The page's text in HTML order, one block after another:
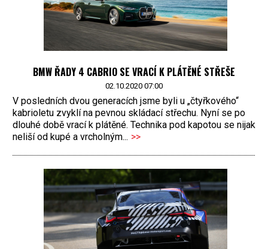
BMW ŘADY 4 CABRIO SE VRACÍ K PLÁTĚNÉ STŘEŠE
02.10.2020 07:00
V posledních dvou generacích jsme byli u „čtyřkového“
kabrioletu zvyklí na pevnou skládací střechu. Nyní se po
dlouhé době vrací k plátěné. Technika pod kapotou se nijak
neliší od kupé a vrcholným... >>